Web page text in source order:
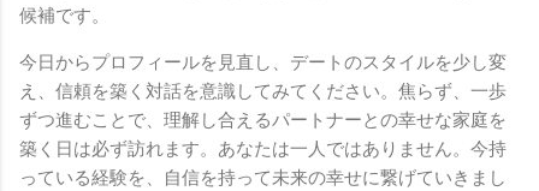
候補です。
今日からプロフィールを見直し、デートのスタイルを少し変
え、信頼を築く対話を意識してみてください。焦らず、一歩
ずつ進むことで、理解し合えるパートナーとの幸せな家庭を
築く日は必ず訪れます。あなたは一人ではありません。今持
っている経験を、自信を持って未来の幸せに繋げていきまし